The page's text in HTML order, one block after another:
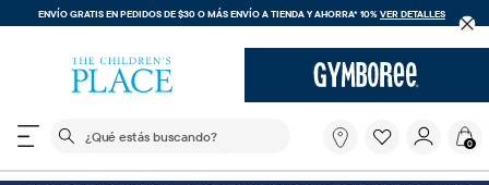
ENVÍO GRATIS EN PEDIDOS DE $30 O MÁSENVÍO A TIENDA Y AHORRA* 10%VER DETALLES
El siguiente campo de búsqueda filtra las
buscando?
0